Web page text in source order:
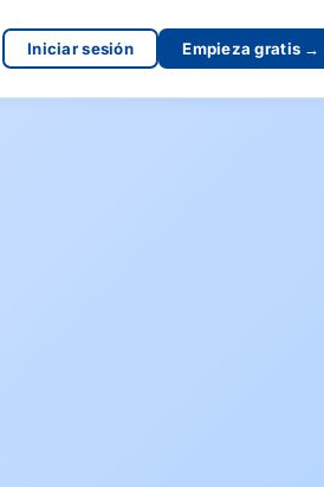
Iniciar sesión Empieza gratis →